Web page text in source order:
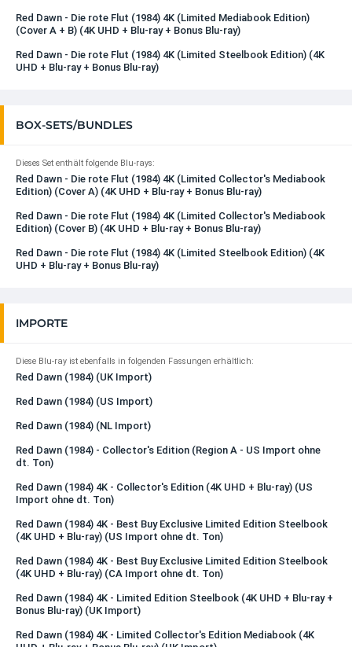
Red Dawn - Die rote Flut (1984) 4K (Limited Mediabook Edition)
(Cover A + B) (4K UHD + Blu-ray + Bonus Blu-ray)
Red Dawn - Die rote Flut (1984) 4K (Limited Steelbook Edition) (4K
UHD + Blu-ray + Bonus Blu-ray)
BOX-SETS/BUNDLES
Dieses Set enthält folgende Blu-rays:
Red Dawn - Die rote Flut (1984) 4K (Limited Collector's Mediabook
Edition) (Cover A) (4K UHD + Blu-ray + Bonus Blu-ray)
Red Dawn - Die rote Flut (1984) 4K (Limited Collector's Mediabook
Edition) (Cover B) (4K UHD + Blu-ray + Bonus Blu-ray)
Red Dawn - Die rote Flut (1984) 4K (Limited Steelbook Edition) (4K
UHD + Blu-ray + Bonus Blu-ray)
IMPORTE
Diese Blu-ray ist ebenfalls in folgenden Fassungen erhältlich:
Red Dawn (1984) (UK Import)
Red Dawn (1984) (US Import)
Red Dawn (1984) (NL Import)
Red Dawn (1984) - Collector's Edition (Region A - US Import ohne
dt. Ton)
Red Dawn (1984) 4K - Collector's Edition (4K UHD + Blu-ray) (US
Import ohne dt. Ton)
Red Dawn (1984) 4K - Best Buy Exclusive Limited Edition Steelbook
(4K UHD + Blu-ray) (US Import ohne dt. Ton)
Red Dawn (1984) 4K - Best Buy Exclusive Limited Edition Steelbook
(4K UHD + Blu-ray) (CA Import ohne dt. Ton)
Red Dawn (1984) 4K - Limited Edition Steelbook (4K UHD + Blu-ray +
Bonus Blu-ray) (UK Import)
Red Dawn (1984) 4K - Limited Collector's Edition Mediabook (4K